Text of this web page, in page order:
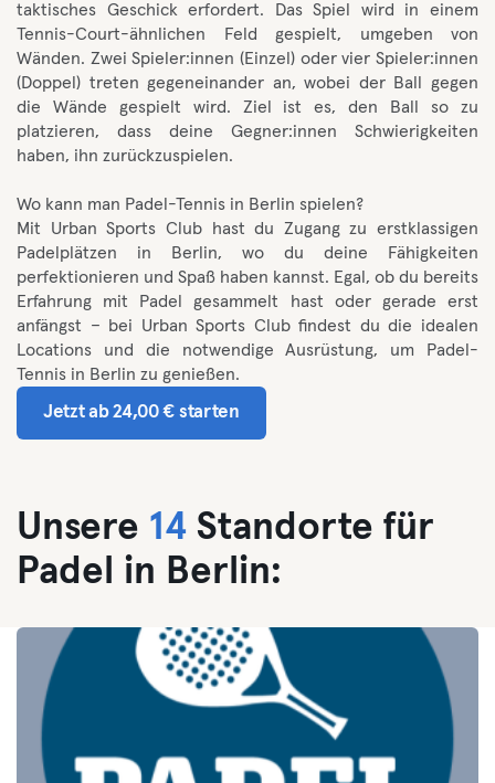
taktisches Geschick erfordert. Das Spiel wird in einem
Tennis-Court-ähnlichen Feld gespielt, umgeben von
Wänden. Zwei Spieler:innen (Einzel) oder vier Spieler:innen
(Doppel) treten gegeneinander an, wobei der Ball gegen
die Wände gespielt wird. Ziel ist es, den Ball so zu
platzieren, dass deine Gegner:innen Schwierigkeiten
haben, ihn zurückzuspielen.
Wo kann man Padel-Tennis in Berlin spielen?
Mit Urban Sports Club hast du Zugang zu erstklassigen
Padelplätzen in Berlin, wo du deine Fähigkeiten
perfektionieren und Spaß haben kannst. Egal, ob du bereits
Erfahrung mit Padel gesammelt hast oder gerade erst
anfängst – bei Urban Sports Club findest du die idealen
Locations und die notwendige Ausrüstung, um Padel-
Tennis in Berlin zu genießen.
Jetzt ab 24,00 € starten
Unsere 14 Standorte für
Padel in Berlin: